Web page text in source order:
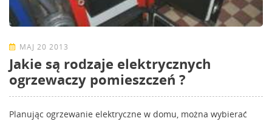
MAJ 20 2013
Jakie są rodzaje elektrycznych
ogrzewaczy pomieszczeń ?
Planując ogrzewanie elektryczne w domu, można wybierać